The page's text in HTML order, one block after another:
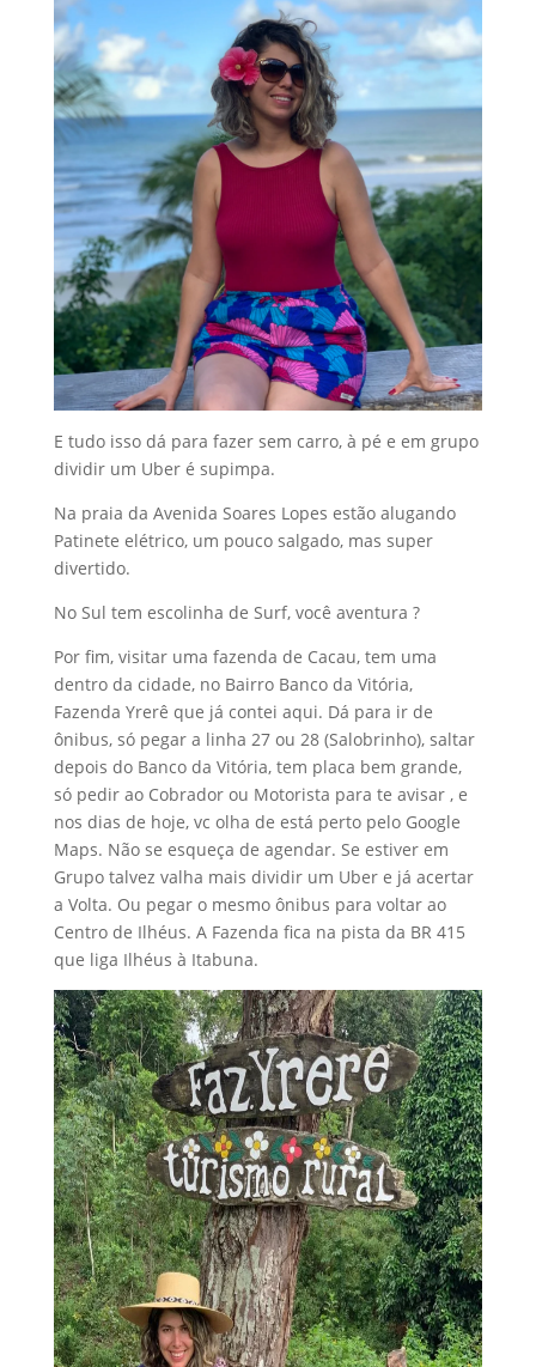
E tudo isso dá para fazer sem carro, à pé e em grupo
dividir um Uber é supimpa.
Na praia da Avenida Soares Lopes estão alugando
Patinete elétrico, um pouco salgado, mas super
divertido.
No Sul tem escolinha de Surf, você aventura ?
Por fim, visitar uma fazenda de Cacau, tem uma
dentro da cidade, no Bairro Banco da Vitória,
Fazenda Yrerê que já contei aqui. Dá para ir de
ônibus, só pegar a linha 27 ou 28 (Salobrinho), saltar
depois do Banco da Vitória, tem placa bem grande,
só pedir ao Cobrador ou Motorista para te avisar , e
nos dias de hoje, vc olha de está perto pelo Google
Maps. Não se esqueça de agendar. Se estiver em
Grupo talvez valha mais dividir um Uber e já acertar
a Volta. Ou pegar o mesmo ônibus para voltar ao
Centro de Ilhéus. A Fazenda fica na pista da BR 415
que liga Ilhéus à Itabuna.